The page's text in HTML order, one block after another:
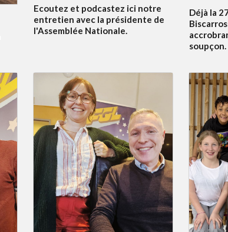
Ecoutez et podcastez ici notre
entretien avec la présidente de
l'Assemblée Nationale.
Déjà la
soupçon.